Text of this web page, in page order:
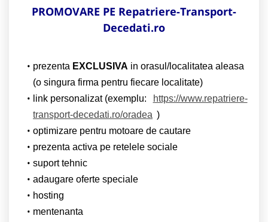
PROMOVARE PE Repatriere-Transport-
Decedati.ro
prezenta EXCLUSIVA in orasul/localitatea aleasa
(o singura firma pentru fiecare localitate)
link personalizat (exemplu:
https://www.repatriere-
transport-decedati.ro/oradea )
optimizare pentru motoare de cautare
prezenta activa pe retelele sociale
suport tehnic
adaugare oferte speciale
hosting
mentenanta